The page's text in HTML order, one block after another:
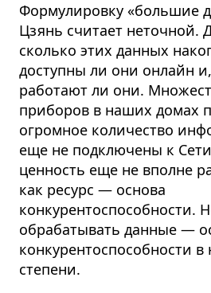
Формулировку «большие
Цзянь считает неточной.
сколько этих данных
доступны ли они онлайн
работают ли они.
приборов в наших домах
огромное количество
еще не подключены к
ценность еще не вполне
как ресурс — основа
конкурентоспособности.
обрабатывать данные —
конкурентоспособности
степени.